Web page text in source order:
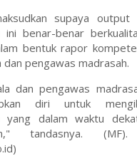
supaya output
ini benar-benar
bentuk rapor
dan pengawas madrasah.
dan pengawas
diri untuk
yang dalam waktu
tandasnya.